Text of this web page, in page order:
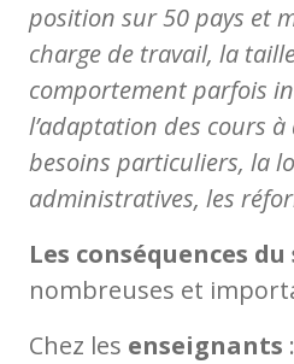
position sur 50 pays et
charge de travail, la
comportement parfois
l’adaptation des cours
besoins particuliers, la
administratives, les
Les conséquences
nombreuses et
Chez les enseignants :